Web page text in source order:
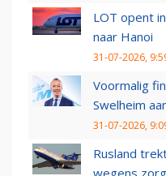
LOT opent
naar Hanoi
31-07-2026,
Voormalig
Swelheim
31-07-2026,
Rusland